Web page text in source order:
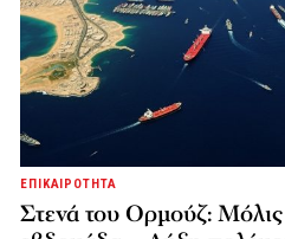
ΕΠΙΚΑΙΡΟΤΗΤΑ
Στενά του Ορμούζ: